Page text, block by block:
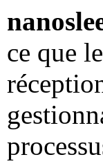
ce que